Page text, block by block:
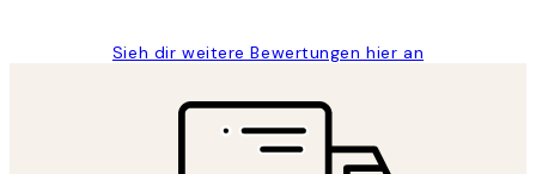
Sieh dir weitere Bewertungen hier an